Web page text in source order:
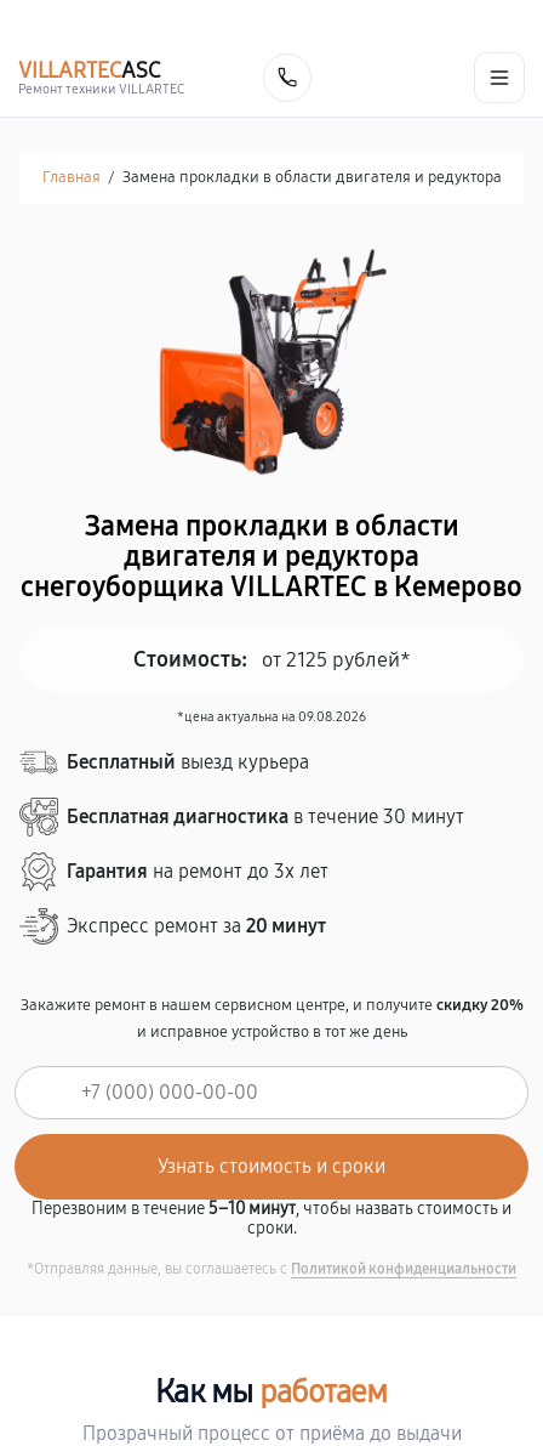
VILLARTECASC
Ремонт техники VILLARTEC
Главная / Замена прокладки в области двигателя и редуктора
Замена прокладки в области
двигателя и редуктора
снегоуборщика VILLARTEC в Кемерово
Стоимость: от 2125 рублей*
*цена актуальна на 09.08.2026
Бесплатный выезд курьера
Бесплатная диагностика в течение 30 минут
Гарантия на ремонт до 3х лет
Экспресс ремонт за 20 минут
Закажите ремонт в нашем сервисном центре, и получитескидку 20%
и исправное устройство в тот же день
Перезвоним в течение5–10 минут, чтобы назвать стоимость и
сроки.
*Отправляя данные, вы соглашаетесь с Политикой конфиденциальности
Как мы работаем
Прозрачный процесс от приёма до выдачи